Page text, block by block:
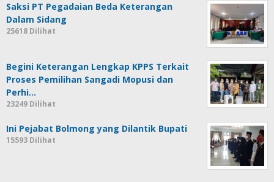
Saksi PT Pegadaian Beda Keterangan
Dalam Sidang
25618 Dilihat
Begini Keterangan Lengkap KPPS Terkait
Proses Pemilihan Sangadi Mopusi dan
Perhi…
23249 Dilihat
Ini Pejabat Bolmong yang Dilantik Bupati
15593 Dilihat